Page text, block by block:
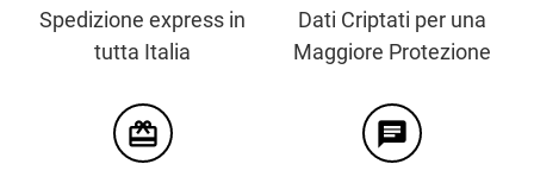
Spedizione express in
tutta Italia
Dati Criptati per una
Maggiore Protezione
card_giftcard chat